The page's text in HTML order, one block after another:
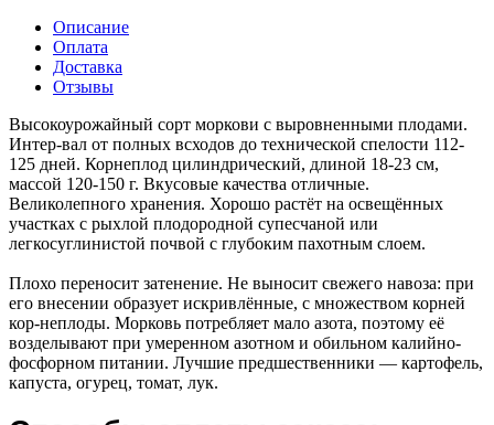
Описание
Оплата
Доставка
Отзывы
Высокоурожайный сорт моркови с выровненными плодами.
Интер-вал от полных всходов до технической спелости 112-
125 дней. Корнеплод цилиндрический, длиной 18-23 см,
массой 120-150 г. Вкусовые качества отличные.
Великолепного хранения. Хорошо растёт на освещённых
участках с рыхлой плодородной супесчаной или
легкосуглинистой почвой с глубоким пахотным слоем.
Плохо переносит затенение. Не выносит свежего навоза: при
его внесении образует искривлённые, с множеством корней
кор-неплоды. Морковь потребляет мало азота, поэтому её
возделывают при умеренном азотном и обильном калийно-
фосфорном питании. Лучшие предшественники — картофель,
капуста, огурец, томат, лук.